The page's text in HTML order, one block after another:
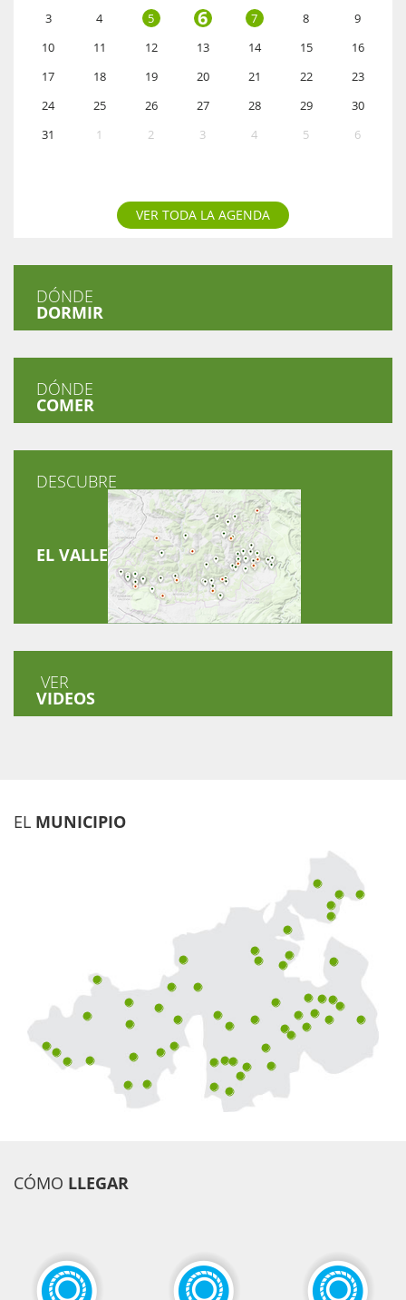
3
4 5 6 7 8
9
10
11 12 13 14 15
16
17
18 19 20 21 22
23
24
25 26 27 28 29
30
31
1 2 3 4 5 6
VER TODA LA AGENDA
DÓNDE
DORMIR
DÓNDE
COMER
DESCUBRE
EL VALLE
VER
VIDEOS
EL MUNICIPIO
CÓMO LLEGAR